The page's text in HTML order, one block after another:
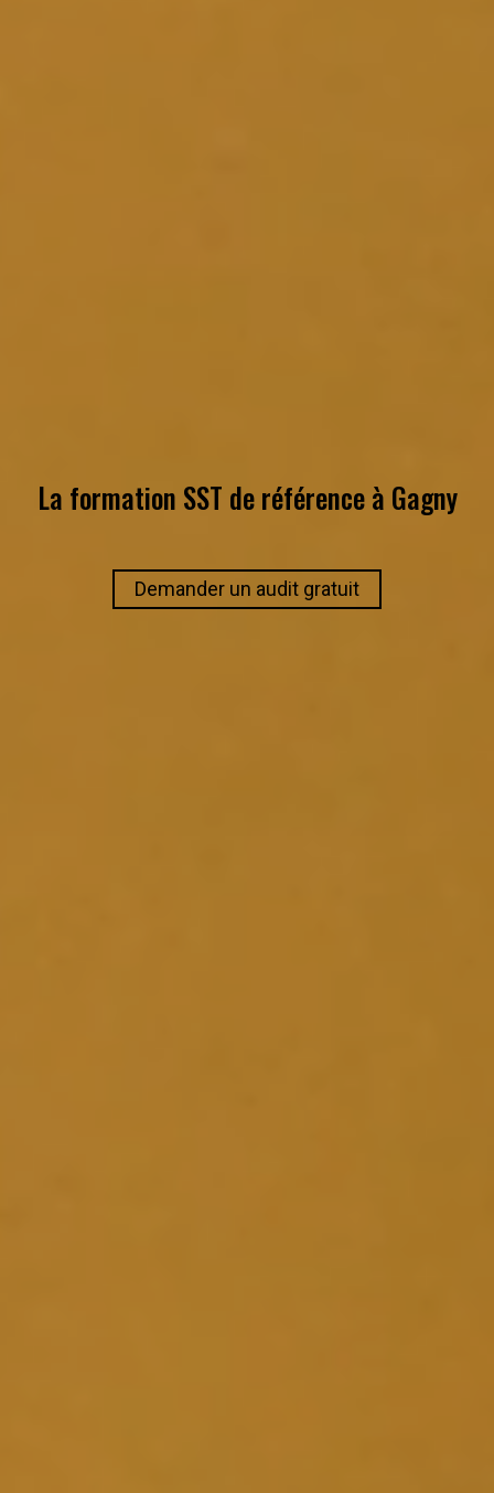
La formation SST de référence à Gagny
Demander un audit gratuit